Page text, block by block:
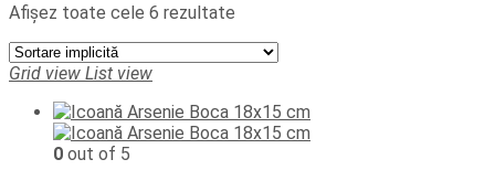
Afișez toate cele 6 rezultate
Grid view List view
0 out of 5